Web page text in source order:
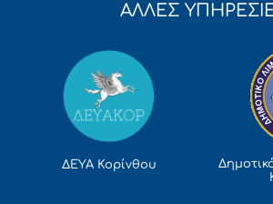
ΑΛΛΕΣ
ΔΕΥΑ Κορίνθου